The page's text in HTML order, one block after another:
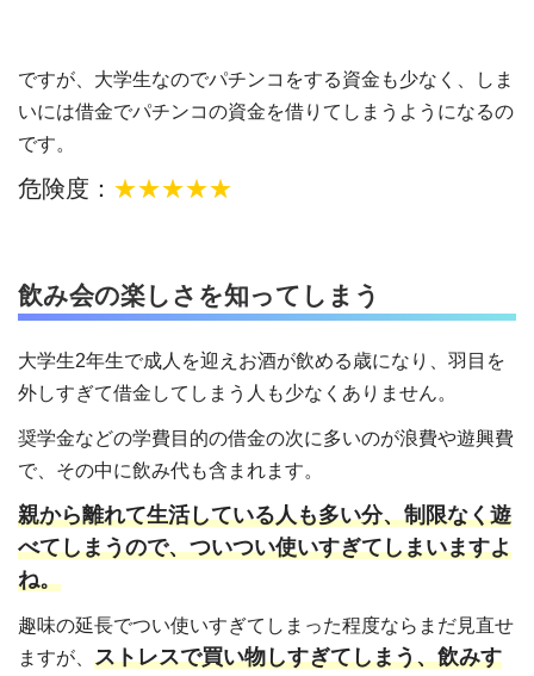
ですが、大学生なのでパチンコをする資金も少なく、しま
いには借金でパチンコの資金を借りてしまうようになるの
です。
危険度： ★★★★★
飲み会の楽しさを知ってしまう
大学生2年生で成人を迎えお酒が飲める歳になり、羽目を
外しすぎて借金してしまう人も少なくありません。
奨学金などの学費目的の借金の次に多いのが浪費や遊興費
で、その中に飲み代も含まれます。
親から離れて生活している人も多い分、制限なく遊
べてしまうので、ついつい使いすぎてしまいますよ
ね。
趣味の延長でつい使いすぎてしまった程度ならまだ見直せ
ますが、 ストレスで買い物しすぎてしまう、飲みす